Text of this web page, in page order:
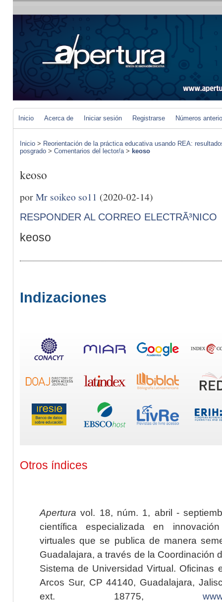
Inicio Acerca de Iniciar sesión Registrarse Números
Inicio > Reorientación de la práctica educativa usando REA:
posgrado > Comentarios del lector/a> keoso
keoso
porMr soikeo so11 (2020-02-14)
RESPONDER AL CORREO ELECTRÃ³NICO
keoso
Indizaciones
Otros índices
Apertura vol. 18, núm. 1, abril -
científica especializada en
virtuales que se publica de manera
Guadalajara, a través de la Coordinación
Sistema de Universidad Virtual. Oficinas
Arcos Sur, CP 44140, Guadalajara,
ext. 18775,